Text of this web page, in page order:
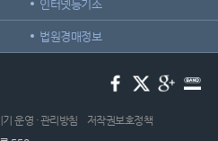
인터넷등기소
법원경매정보
운영 · 관리방침
저작권보호정책